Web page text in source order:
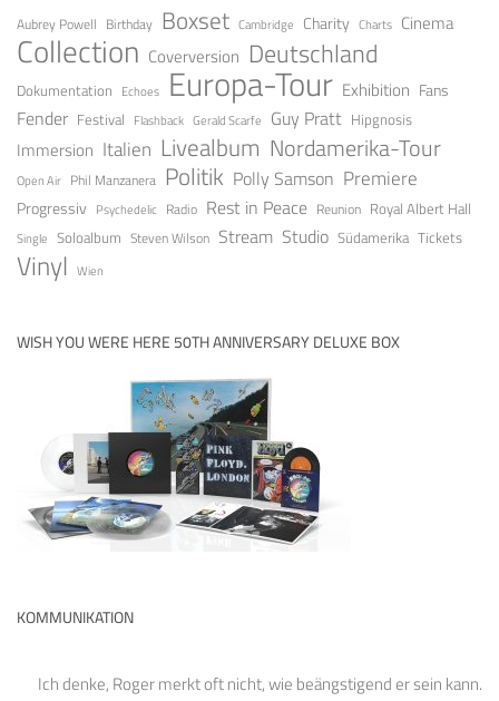
Aubrey Powell Birthday Boxset Cambridge Charity Charts Cinema
Collection Coverversion Deutschland
Dokumentation Echoes Europa-Tour Exhibition Fans
Fender Festival Flashback Gerald Scarfe Guy Pratt Hipgnosis
Immersion Italien Livealbum Nordamerika-Tour
Open Air Phil Manzanera Politik Polly Samson Premiere
Progressiv Psychedelic Radio Rest in Peace Reunion Royal Albert Hall
Single Soloalbum Steven Wilson Stream Studio Südamerika Tickets
Vinyl Wien
WISH YOU WERE HERE 50TH ANNIVERSARY DELUXE BOX
KOMMUNIKATION
Ich denke, Roger merkt oft nicht, wie beängstigend er sein kann.